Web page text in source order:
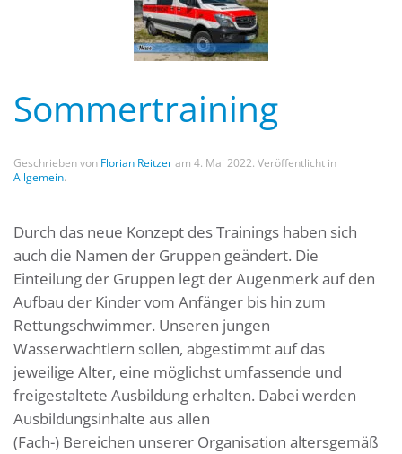
Sommertraining
Geschrieben von Florian Reitzeram 4. Mai 2022. Veröffentlicht in
Allgemein.
Durch das neue Konzept des Trainings haben sich
auch die Namen der Gruppen geändert. Die
Einteilung der Gruppen legt der Augenmerk auf den
Aufbau der Kinder vom Anfänger bis hin zum
Rettungschwimmer. Unseren jungen
Wasserwachtlern sollen, abgestimmt auf das
jeweilige Alter, eine möglichst umfassende und
freigestaltete Ausbildung erhalten. Dabei werden
Ausbildungsinhalte aus allen
(Fach-) Bereichen unserer Organisation altersgemäß